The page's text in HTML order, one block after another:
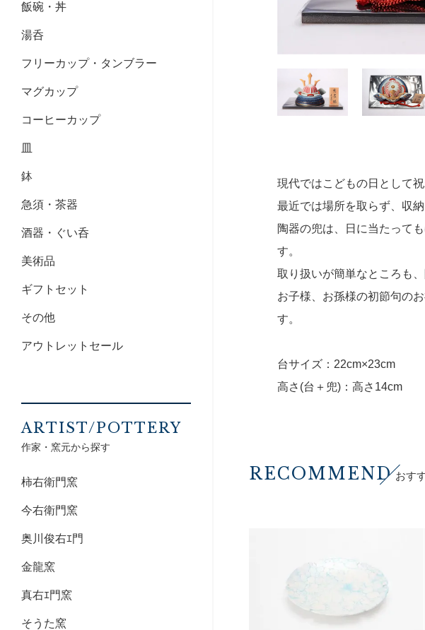
現代ではこどもの日として
最近では場所を取らず、収
陶器の兜は、日に当たって
す。
取り扱いが簡単なところも
お子様、お孫様の初節句の
す。
台サイズ：22cm×23cm
高さ(台＋兜)：高さ14cm
RECOMMEND おす
飯碗・丼
湯呑
フリーカップ・タンブラー
マグカップ
コーヒーカップ
皿
鉢
急須・茶器
酒器・ぐい呑
美術品
ギフトセット
その他
アウトレットセール
ARTIST/POTTERY
作家・窯元から探す
柿右衛門窯
今右衛門窯
奥川俊右ｴ門
金龍窯
真右ｴ門窯
そうた窯